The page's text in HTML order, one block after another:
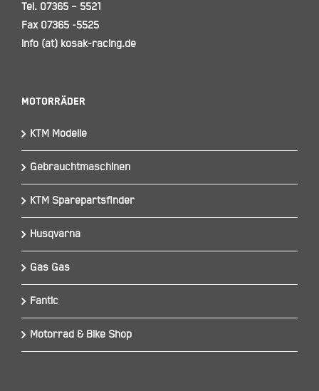
Tel. 07365 – 5521
Fax 07365 -5525
info (at) kosak-racing.de
Motorräder
KTM Modelle
Gebrauchtmaschinen
KTM Sparepartsfinder
Husqvarna
Gas Gas
Fantic
Motorrad & Bike Shop